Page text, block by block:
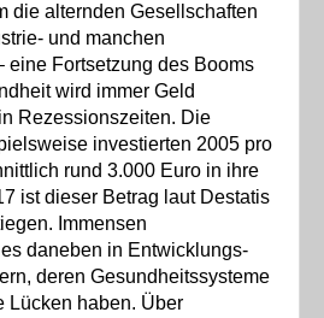
die alternden Gesellschaften
und manchen
eine Fortsetzung des Booms
wird immer Geld
Rezessionszeiten. Die
investierten 2005 pro
rund 3.000 Euro in ihre
ist dieser Betrag laut Destatis
Immensen
daneben in Entwicklungs-
deren Gesundheitssysteme
Lücken haben. Über